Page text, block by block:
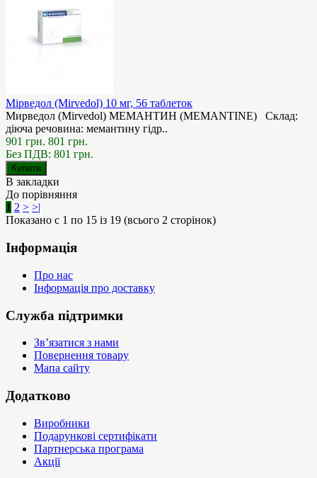
Мірведол (Mirvedol) 10 мг, 56 таблеток
Мирведол (Mirvedol) МЕМАНТИН (MEMANTINE) Cклад:
діюча речовина: мемантину гідр..
901 грн. 801 грн.
Без ПДВ: 801 грн.
В закладки
До порівняння
1 2 > >|
Показано с 1 по 15 із 19 (всього 2 сторінок)
Інформація
Про нас
Інформація про доставку
Служба підтримки
Зв’язатися з нами
Повернення товару
Мапа сайту
Додатково
Виробники
Подарункові сертифікати
Партнерська програма
Акції